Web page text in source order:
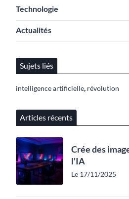
Technologie
Actualités
Sujets liés
intelligence artificielle révolution
Articles récents
Crée des
l'IA
Le 17/11/2025